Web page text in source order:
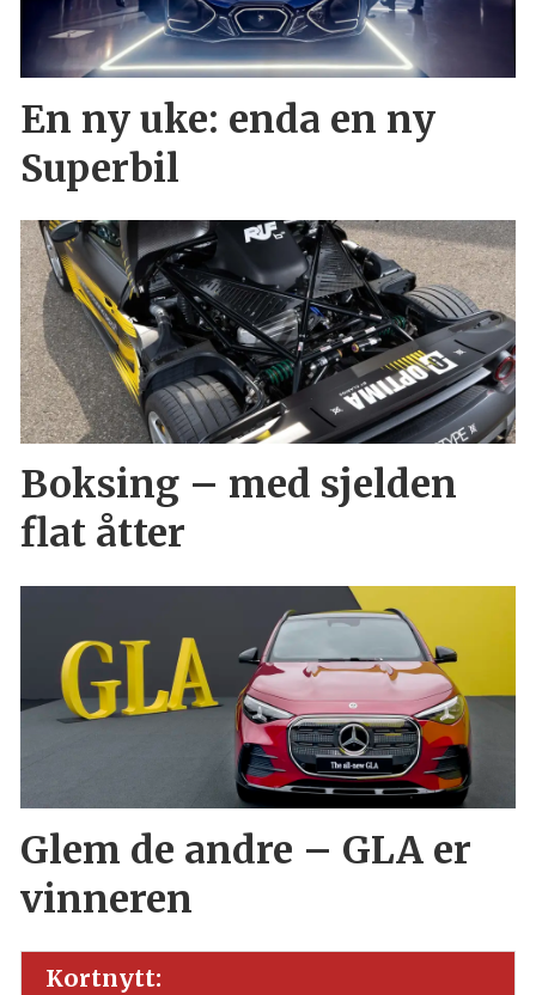
En ny uke: enda en ny
Superbil
Boksing – med sjelden
flat åtter
Glem de andre – GLA er
vinneren
Kortnytt: